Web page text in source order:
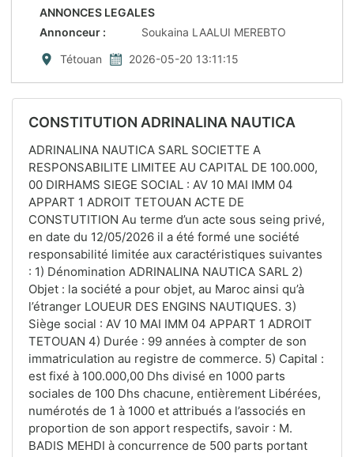
ANNONCES LEGALES
Annonceur :
Soukaina LAALUI MEREBTO
Tétouan
2026-05-20 13:11:15
CONSTITUTION ADRINALINA NAUTICA
ADRINALINA NAUTICA SARL SOCIETTE A
RESPONSABILITE LIMITEE AU CAPITAL DE 100.000,
00 DIRHAMS SIEGE SOCIAL : AV 10 MAI IMM 04
APPART 1 ADROIT TETOUAN ACTE DE
CONSTUTITION Au terme d’un acte sous seing privé,
en date du 12/05/2026 il a été formé une société
responsabilité limitée aux caractéristiques suivantes
: 1) Dénomination ADRINALINA NAUTICA SARL 2)
Objet : la société a pour objet, au Maroc ainsi qu’à
l’étranger LOUEUR DES ENGINS NAUTIQUES. 3)
Siège social : AV 10 MAI IMM 04 APPART 1 ADROIT
TETOUAN 4) Durée : 99 années à compter de son
immatriculation au registre de commerce. 5) Capital :
est fixé à 100.000,00 Dhs divisé en 1000 parts
sociales de 100 Dhs chacune, entièrement Libérées,
numérotés de 1 à 1000 et attribués a l’associés en
proportion de son apport respectifs, savoir : M.
BADIS MEHDI à concurrence de 500 parts portant